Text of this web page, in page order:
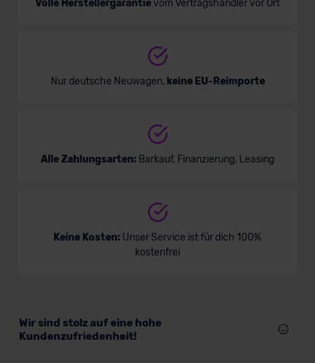
Volle Herstellergarantievom Vertragshändler vor Ort
Nur deutsche Neuwagen, keine EU-Reimporte
Alle Zahlungsarten: Barkauf, Finanzierung, Leasing
Keine Kosten: Unser Service ist für dich 100%
kostenfrei
Wir sind stolz auf eine hohe
Kundenzufriedenheit!